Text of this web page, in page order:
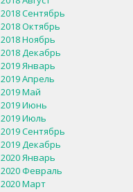
2018 Сентябрь
2018 Октябрь
2018 Ноябрь
2018 Декабрь
2019 Январь
2019 Апрель
2019 Май
2019 Июнь
2019 Июль
2019 Сентябрь
2019 Декабрь
2020 Январь
2020 Февраль
2020 Март